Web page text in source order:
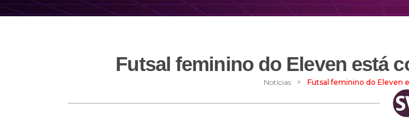
Futsal feminino do Eleven está
Notícias > Futsal feminino do Eleven